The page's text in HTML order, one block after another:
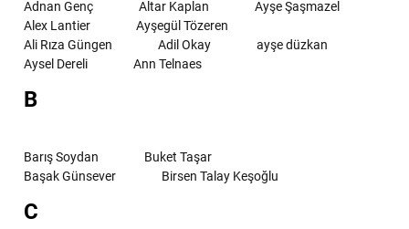
Adnan Genç Altar Kaplan
Ayşe Şaşmazel
Alex Lantier
Ayşegül Tözeren
Ali Rıza Güngen
Adil Okay
ayşe düzkan
Aysel Dereli
Ann Telnaes
B
Barış Soydan
Buket Taşar
Başak Günsever
Birsen Talay Keşoğlu
C